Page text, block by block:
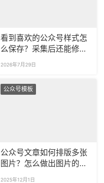
看到喜欢的公众号样式怎
么保存？采集后还能修改
2026年7月29日
公众号模板
公众号文章如何排版多张
图片？怎么做出图片的滑
2025年12月1日